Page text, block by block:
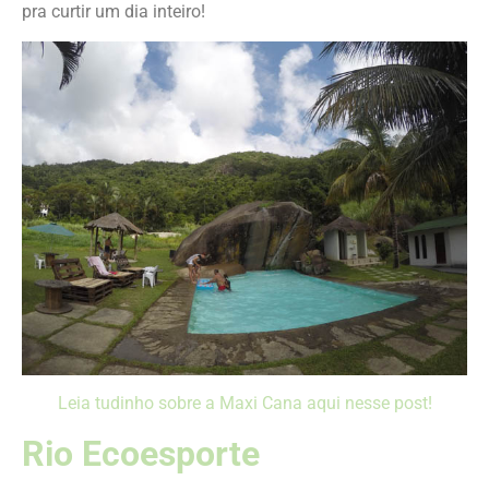
pra curtir um dia inteiro!
Leia tudinho sobre a Maxi Cana aqui nesse post!
Rio Ecoesporte